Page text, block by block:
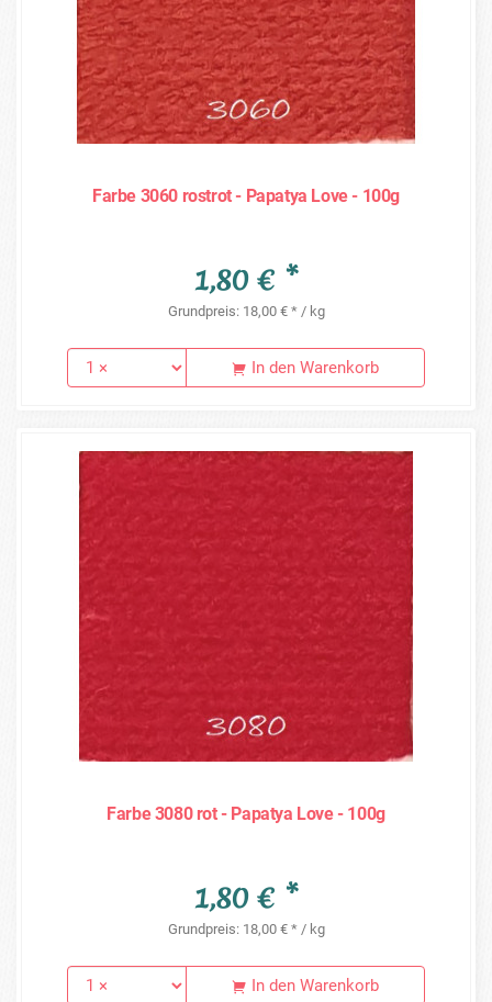
Farbe 3060 rostrot - Papatya Love - 100g
1,80 € *
Grundpreis: 18,00 € * / kg
In den Warenkorb
Farbe 3080 rot - Papatya Love - 100g
1,80 € *
Grundpreis: 18,00 € * / kg
In den Warenkorb